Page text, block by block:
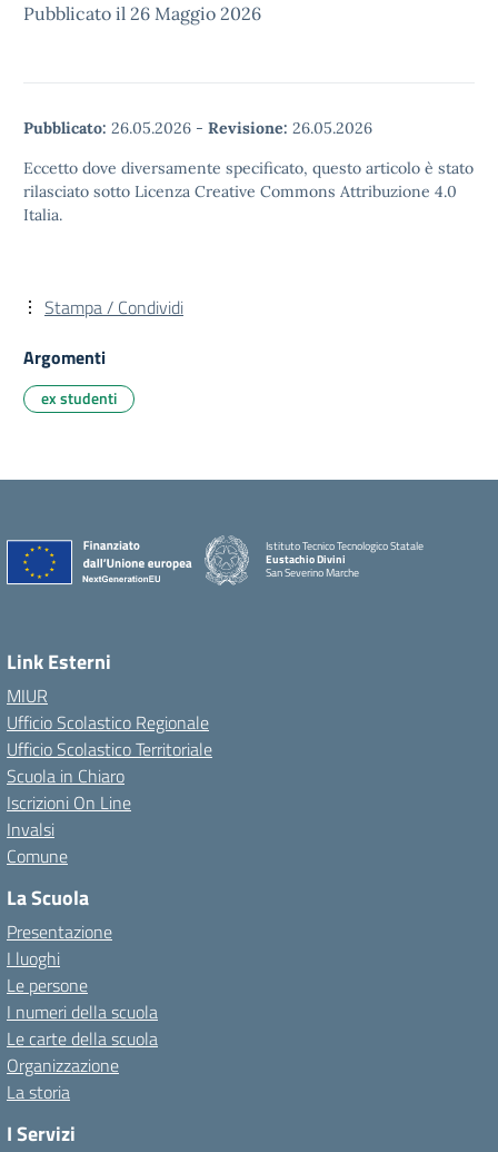
Pubblicato il 26 Maggio 2026
Pubblicato: 26.05.2026 - Revisione: 26.05.2026
Eccetto dove diversamente specificato, questo articolo è stato
rilasciato sotto Licenza Creative Commons Attribuzione 4.0
Italia.
Stampa / Condividi
Argomenti
ex studenti
Istituto Tecnico Tecnologico Statale
Eustachio Divini
San Severino Marche
Link Esterni
MIUR
Ufficio Scolastico Regionale
Ufficio Scolastico Territoriale
Scuola in Chiaro
Iscrizioni On Line
Invalsi
Comune
La Scuola
Presentazione
I luoghi
Le persone
I numeri della scuola
Le carte della scuola
Organizzazione
La storia
I Servizi